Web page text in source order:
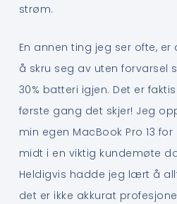
strøm.
En annen ting jeg ser ofte,
å skru seg av uten forvarsel
30% batteri igjen. Det er
første gang det skjer! Jeg
min egen MacBook Pro 13
midt i en viktig kundemøte
Heldigvis hadde jeg lært å
det er ikke akkurat